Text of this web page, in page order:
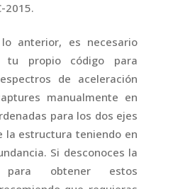
2015.
lo anterior, es necesario
tu propio código para
de aceleración
manualmente en
para los dos ejes
la estructura teniendo en
Si desconoces la
para obtener estos